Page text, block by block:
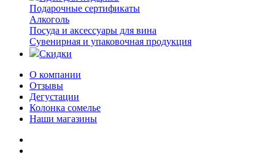
Подарочные сертификаты
Алкоголь
Посуда и аксессуары для вина
Сувенирная и упаковочная продукция
Скидки
О компании
Отзывы
Дегустации
Колонка сомелье
Наши магазины